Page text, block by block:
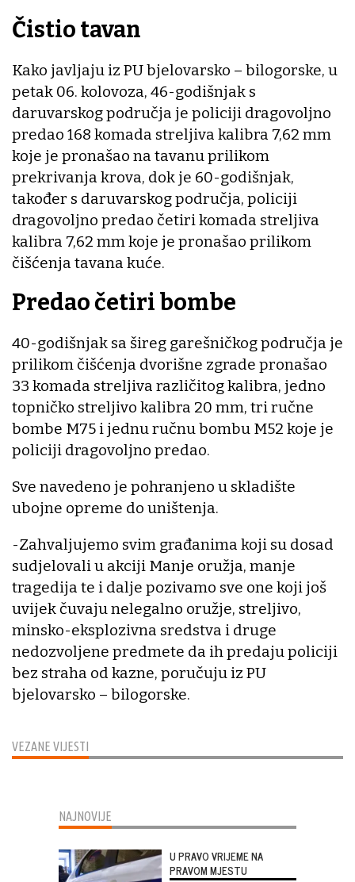
VEZANE VIJESTI
Čistio tavan
Kako javljaju iz PU bjelovarsko – bilogorske, u
petak 06. kolovoza, 46-godišnjak s
daruvarskog područja je policiji dragovoljno
predao 168 komada streljiva kalibra 7,62 mm
koje je pronašao na tavanu prilikom
prekrivanja krova, dok je 60-godišnjak,
također s daruvarskog područja, policiji
dragovoljno predao četiri komada streljiva
kalibra 7,62 mm koje je pronašao prilikom
čišćenja tavana kuće.
Predao četiri bombe
40-godišnjak sa šireg garešničkog područja je
prilikom čišćenja dvorišne zgrade pronašao
33 komada streljiva različitog kalibra, jedno
topničko streljivo kalibra 20 mm, tri ručne
bombe M75 i jednu ručnu bombu M52 koje je
policiji dragovoljno predao.
Sve navedeno je pohranjeno u skladište
ubojne opreme do uništenja.
-Zahvaljujemo svim građanima koji su dosad
sudjelovali u akciji Manje oružja, manje
tragedija te i dalje pozivamo sve one koji još
uvijek čuvaju nelegalno oružje, streljivo,
minsko-eksplozivna sredstva i druge
nedozvoljene predmete da ih predaju policiji
bez straha od kazne, poručuju iz PU
bjelovarsko – bilogorske.
NAJNOVIJE
U PRAVO VRIJEME NA
PRAVOM MJESTU